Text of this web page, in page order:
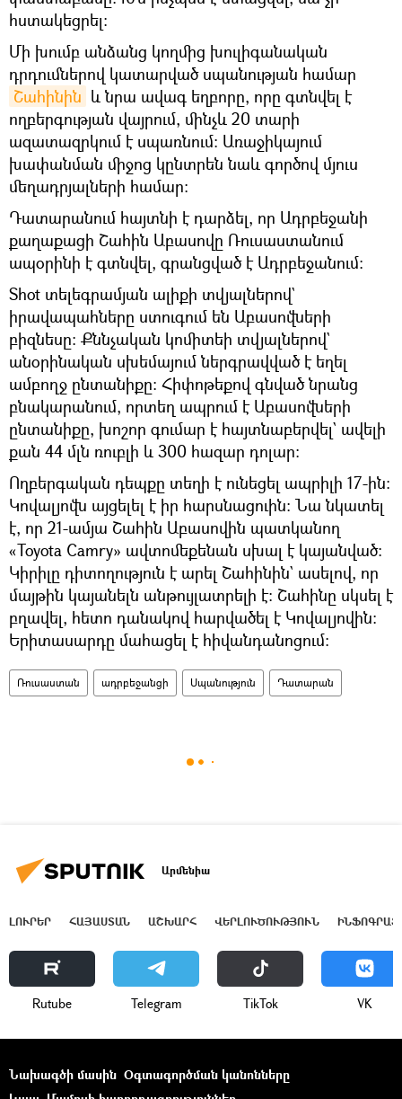
հստակեցրել։
Մի խումբ անձանց կողմից խուլիգանական
դրդումներով կատարված սպանության համար
Շահինին և նրա ավագ եղբորը, որը գտնվել է
ողբերգության վայրում, մինչև 20 տարի
ազատազրկում է սպառնում: Առաջիկայում
խափանման միջոց կընտրեն նաև գործով մյուս
մեղադրյալների համար։
Դատարանում հայտնի է դարձել, որ Ադրբեջանի
քաղաքացի Շահին Աբասովը Ռուսաստանում
ապօրինի է գտնվել, գրանցված է Ադրբեջանում։
Shot տելեգրամյան ալիքի տվյալներով`
իրավապահները ստուգում են Աբասովների
բիզնեսը։ Քննչական կոմիտեի տվյալներով`
անօրինական սխեմայում ներգրավված է եղել
ամբողջ ընտանիքը։ Հիփոթեքով գնված նրանց
բնակարանում, որտեղ ապրում է Աբասովների
ընտանիքը, խոշոր գումար է հայտնաբերվել` ավելի
քան 44 մլն ռուբլի և 300 հազար դոլար։
Ողբերգական դեպքը տեղի է ունեցել ապրիլի 17-ին։
Կովալյովն այցելել է իր հարսնացուին։ Նա նկատել
է, որ 21-ամյա Շահին Աբասովին պատկանող
«Toyota Camry» ավտոմեքենան սխալ է կայանված։
Կիրիլը դիտողություն է արել Շահինին` ասելով, որ
մայթին կայանելն անթույլատրելի է։ Շահինը սկսել է
բղավել, հետո դանակով հարվածել է Կովալյովին։
Երիտասարդը մահացել է հիվանդանոցում։
Ռուսաստան ադրբեջանցի Սպանություն Դատարան
Արմենիա
ԼՈՒՐԵՐ ՀԱՅԱՍՏԱՆ ԱՇԽԱՐՀ ՎԵՐԼՈՒԾՈՒԹՅՈՒՆ
Rutube Telegram ТikТоk VK
Նախագծի մասին Օգտագործման կանոնները